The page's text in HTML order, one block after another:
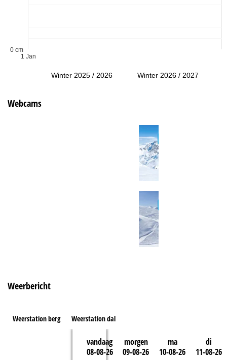
1 Jan
0 cm
Winter 2025 / 2026 Winter 2026 / 2027
Webcams
Weerbericht
Weerstation berg Weerstation dal
vandaag
08-08-26
morgen
09-08-26
ma
10-08-26
di
11-08-26